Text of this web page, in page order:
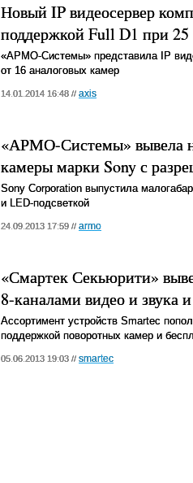
Новый IP видеосервер
поддержкой Full D1 при 25
«АРМО-Системы» представила IP
от 16 аналоговых камер
14.01.2014 16:48 // axis
«АРМО-Системы» вывела
камеры марки Sony с
Sony Corporation выпустила
и LED-подсветкой
24.09.2013 17:59 // armo
«Смартек Секьюрити»
8-каналами видео и звука
Ассортимент устройств Smartec
поддержкой поворотных камер и
05.06.2013 19:03 // smartec